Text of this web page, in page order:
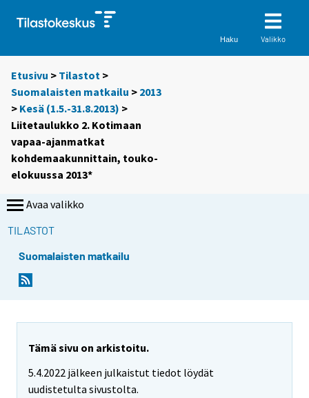
Haku Valikko
Etusivu > Tilastot >
Suomalaisten matkailu > 2013
> Kesä (1.5.-31.8.2013) >
Liitetaulukko 2. Kotimaan
vapaa-ajanmatkat
kohdemaakunnittain, touko-
elokuussa 2013*
Avaa valikko
TILASTOT
Suomalaisten matkailu
Tämä sivu on arkistoitu.
5.4.2022 jälkeen julkaistut tiedot löydät
uudistetulta sivustolta.